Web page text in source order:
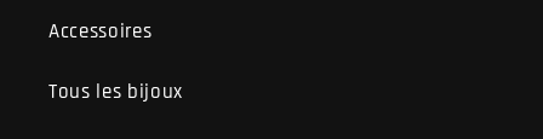
Accessoires
Tous les bijoux